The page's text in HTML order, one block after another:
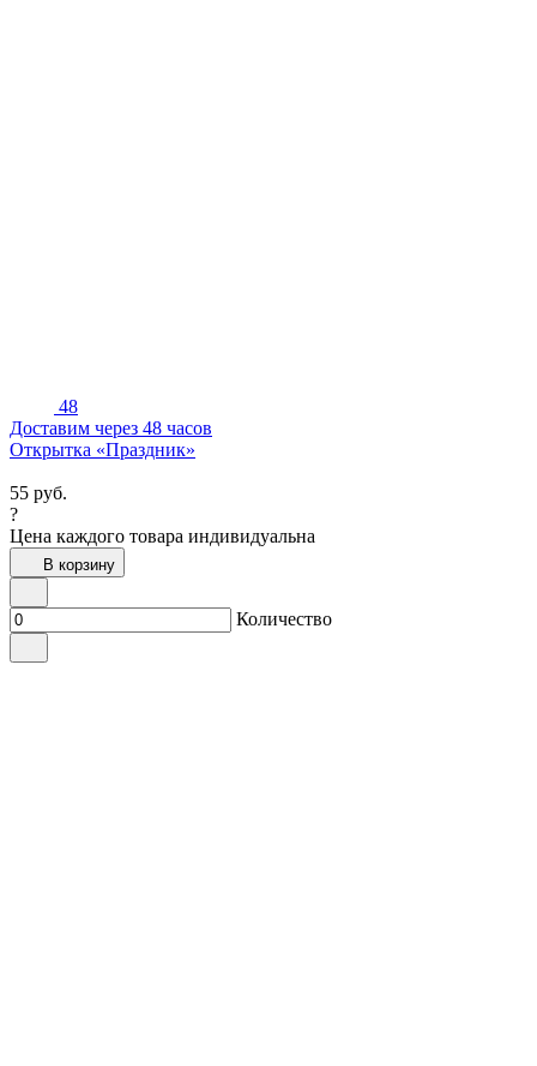
48
Доставим через 48 часов
Открытка «Праздник»
55 руб.
?
Цена каждого товара индивидуальна
В корзину
Количество